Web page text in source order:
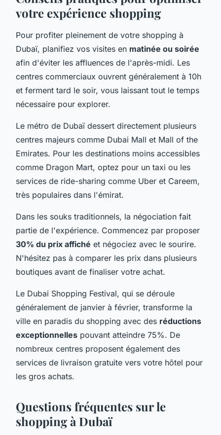
votre expérience shopping
Pour profiter pleinement de votre shopping à
Dubaï, planifiez vos visites en matinée ou soirée
afin d'éviter les affluences de l'après-midi. Les
centres commerciaux ouvrent généralement à 10h
et ferment tard le soir, vous laissant tout le temps
nécessaire pour explorer.
Le métro de Dubaï dessert directement plusieurs
centres majeurs comme Dubai Mall et Mall of the
Emirates. Pour les destinations moins accessibles
comme Dragon Mart, optez pour un taxi ou les
services de ride-sharing comme Uber et Careem,
très populaires dans l'émirat.
Dans les souks traditionnels, la négociation fait
partie de l'expérience. Commencez par proposer
30% du prix affiché et négociez avec le sourire.
N'hésitez pas à comparer les prix dans plusieurs
boutiques avant de finaliser votre achat.
Le Dubai Shopping Festival, qui se déroule
généralement de janvier à février, transforme la
ville en paradis du shopping avec des réductions
exceptionnelles pouvant atteindre 75%. De
nombreux centres proposent également des
services de livraison gratuite vers votre hôtel pour
les gros achats.
Questions fréquentes sur le
shopping à Dubaï